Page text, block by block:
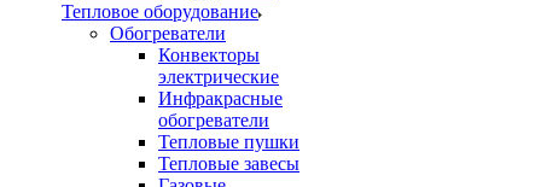
Тепловое оборудование
Обогреватели
Конвекторы
электрические
Инфракрасные
обогреватели
Тепловые пушки
Тепловые завесы